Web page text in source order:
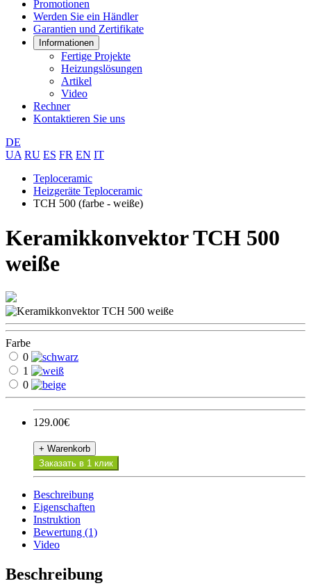
Promotionen
Werden Sie ein Händler
Garantien und Zertifikate
Informationen
Fertige Projekte
Heizungslösungen
Artikel
Video
Rechner
Kontaktieren Sie uns
DE
UA RU ES FR EN IT
Teploceramic
Heizgeräte Teploceramic
TCH 500 (farbe - weiße)
Keramikkonvektor TCH 500
weiße
Farbe
0
1
0
129.00€
+ Warenkorb
Заказать в 1 клик
Beschreibung
Eigenschaften
Instruktion
Bewertung (1)
Video
Beschreibung